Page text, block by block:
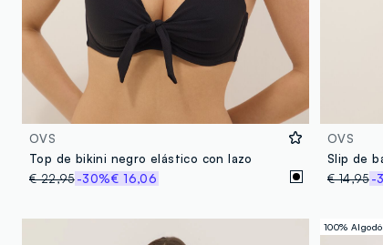
OVS
Top de bikini negro elástico con lazo
€ 22,95-30%€ 16,06
OVS
Slip de
€ 14,95-
100%